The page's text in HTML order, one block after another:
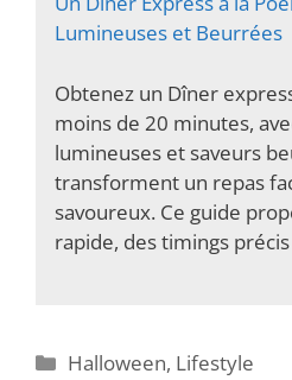
Lumineuses et Beurrées
Obtenez un Dîner
moins de 20 minutes,
lumineuses et saveurs
transforment un repas
savoureux. Ce guide
rapide, des timings
Catégories
Halloween, Lifestyle